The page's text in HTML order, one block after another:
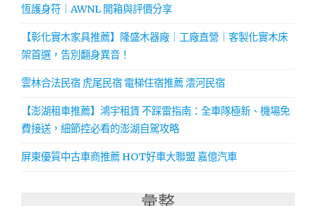
恆護身符｜AWNL 開箱與評價分享
【彰化實木家具推薦】隆盛木器廠｜工廠直營｜客製化實木床
架首選，告別翻身異音！
雲林合法民宿 虎尾民宿 電梯住宿推薦 澐河民宿
【澎湖租車推薦】鴻宇租賃 不踩雷指南：全車隊極新、機場免
費接送，細節控必看的澎湖自駕攻略
屏東優質中古車商推薦 HOT好車大聯盟 嘉億汽車
彙整